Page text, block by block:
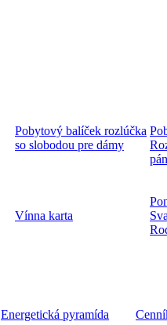
Pobytový balíček rozlúčka
so slobodou pre dámy
Vínna karta
Energetická pyramída